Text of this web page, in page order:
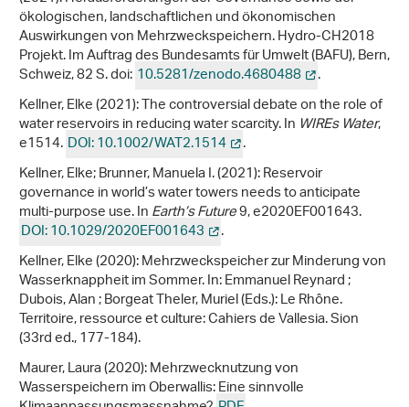
ökologischen, landschaftlichen und ökonomischen
Auswirkungen von Mehrzweckspeichern. Hydro-CH2018
Projekt. Im Auftrag des Bundesamts für Umwelt (BAFU), Bern,
Schweiz, 82 S. doi:10.5281/zenodo.4680488
.
Kellner, Elke (2021): The controversial debate on the role of
water reservoirs in reducing water scarcity. In WIREs Water,
e1514.DOI: 10.1002/WAT2.1514
.
Kellner, Elke; Brunner, Manuela I. (2021): Reservoir
governance in world’s water towers needs to anticipate
multi-purpose use. InEarth’s Future9, e2020EF001643.
DOI: 10.1029/2020EF001643
.
Kellner, Elke (2020): Mehrzweckspeicher zur Minderung von
Wasserknappheit im Sommer. In: Emmanuel Reynard ;
Dubois, Alan ; Borgeat Theler, Muriel (Eds.): Le Rhône.
Territoire, ressource et culture: Cahiers de Vallesia. Sion
(33rd ed., 177-184).
Maurer, Laura (2020): Mehrzwecknutzung von
Wasserspeichern im Oberwallis: Eine sinnvolle